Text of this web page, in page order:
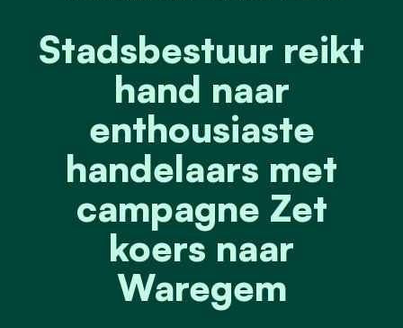
Stadsbestuur reikt
hand naar
enthousiaste
handelaars met
campagne Zet
koers naar
Waregem